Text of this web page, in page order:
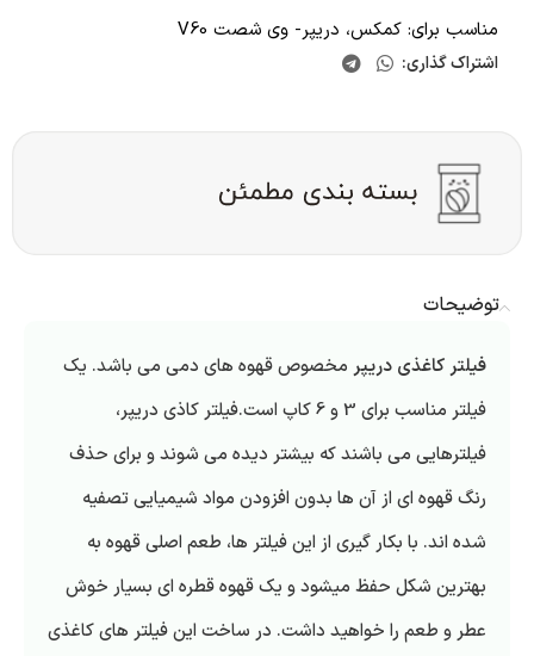
مناسب برای: کمکس، دریپر- وی شصت V60
اشتراک گذاری:
توضیحات
فیلتر کاغذی دریپر مخصوص قهوه های دمی می باشد. یک
فیلتر مناسب برای 3 و 6 کاپ است.فیلتر کاذی دریپر،
فیلترهایی می باشند که بیشتر دیده می شوند و برای حذف
رنگ قهوه ای از آن ها بدون افزودن مواد شیمیایی تصفیه
شده اند. با بکار گیری از این فیلتر ها، طعم اصلی قهوه به
بهترین شکل حفظ میشود و یک قهوه قطره ای بسیار خوش
عطر و طعم را خواهید داشت. در ساخت این فیلتر های کاغذی